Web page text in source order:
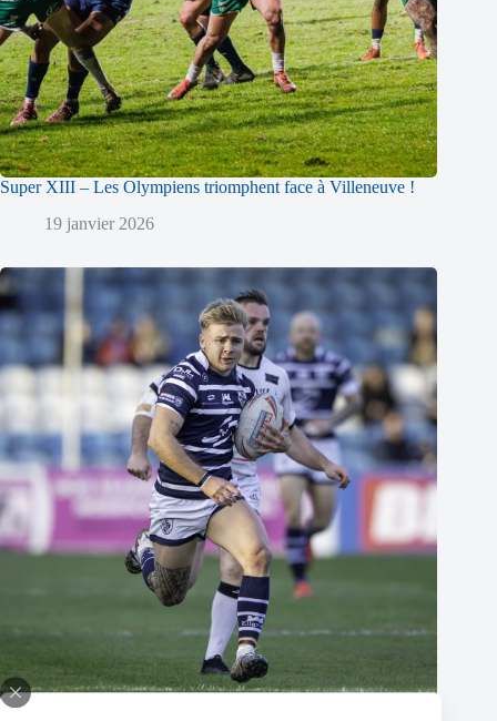
Super XIII – Les Olympiens triomphent face à Villeneuve !
19 janvier 2026
Thomas Lacans s’engage avec le Toulouse Olympique